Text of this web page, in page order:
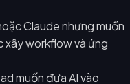
Claude nhưng muốn
xây workflow và ứng
muốn đưa AI vào